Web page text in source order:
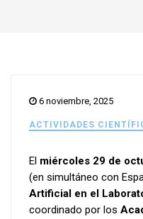
6 noviembre, 2025
ACTIVIDADES
El miércoles 29 de
(en simultáneo con
Artificial en el
coordinado por los